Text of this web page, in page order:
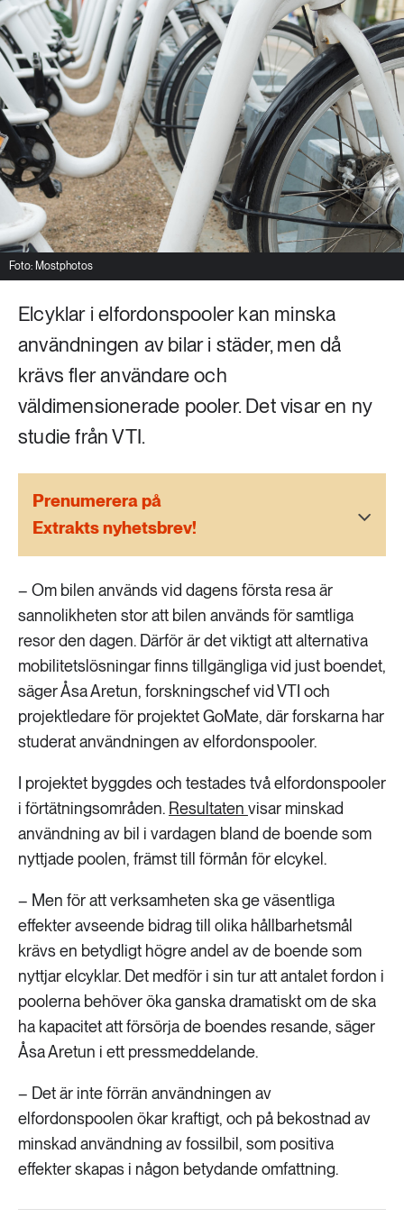
Mat & jordbruk
Skog
Social hållbarhet
Transport
Vatten
252 ARTIKLAR
Landsbygd
939 ARTIKLAR
Livsstil & konsumtion
612 ARTIKLAR
Mat & jordbruk
262 ARTIKLAR
Skog
360 ARTIKLAR
Social hållbarhet
189 ARTIKLAR
Transport
Vatten
Foto: Mostphotos
Elcyklar i elfordonspooler kan minska
användningen av bilar i städer, men då
krävs fler användare och
väldimensionerade pooler. Det visar en ny
studie från VTI.
Prenumerera på
Extrakts nyhetsbrev!
– Om bilen används vid dagens första resa är
sannolikheten stor att bilen används för samtliga
resor den dagen. Därför är det viktigt att alternativa
mobilitetslösningar finns tillgängliga vid just boendet,
säger Åsa Aretun, forskningschef vid VTI och
projektledare för projektet GoMate, där forskarna har
studerat användningen av elfordonspooler.
I projektet byggdes och testades två elfordonspooler
i förtätningsområden. Resultaten visar minskad
användning av bil i vardagen bland de boende som
nyttjade poolen, främst till förmån för elcykel.
– Men för att verksamheten ska ge väsentliga
effekter avseende bidrag till olika hållbarhetsmål
krävs en betydligt högre andel av de boende som
nyttjar elcyklar. Det medför i sin tur att antalet fordon i
poolerna behöver öka ganska dramatiskt om de ska
ha kapacitet att försörja de boendes resande, säger
Åsa Aretun i ett pressmeddelande.
– Det är inte förrän användningen av
elfordonspoolen ökar kraftigt, och på bekostnad av
minskad användning av fossilbil, som positiva
effekter skapas i någon betydande omfattning.